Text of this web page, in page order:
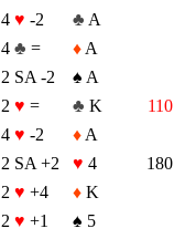
4 ♥ -2 ♣ A
4 ♣ = ♦ A
2 SA -2 ♠ A
2 ♥ = ♣ K 110
4 ♥ -2 ♦ A
2 SA +2 ♥ 4 180
2 ♥ +4 ♦ K
2 ♥ +1 ♠ 5